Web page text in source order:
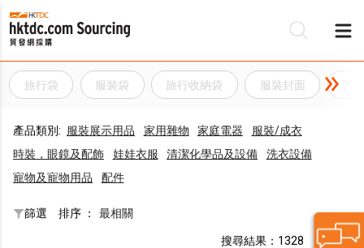
旅行袋 服裝袋 旅行收納袋 服裝封面
產品類別: 服裝展示用品 家用雜物 家庭電器
服裝/成衣
時裝，眼鏡及配飾
娃娃衣服 清潔化學品及設備
洗衣設備
寵物及寵物用品
配件
篩選 排序 ： 最相關
搜尋結果：1328